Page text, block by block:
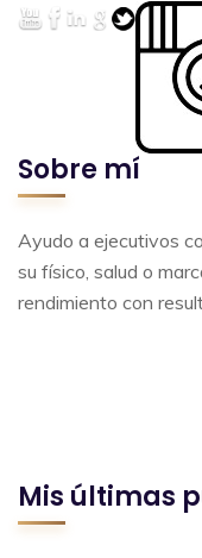
Sobre mí
Ayudo a ejecutivos
su físico, salud o
rendimiento con
Mis últimas